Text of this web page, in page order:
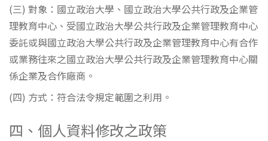
(三) 對象：國立政治大學、國立政治大學公共行政及企業管
理教育中心、受國立政治大學公共行政及企業管理教育中心
委託或與國立政治大學公共行政及企業管理教育中心有合作
或業務往來之國立政治大學公共行政及企業管理教育中心關
係企業及合作廠商。
(四) 方式：符合法令規定範圍之利用。
四、個人資料修改之政策